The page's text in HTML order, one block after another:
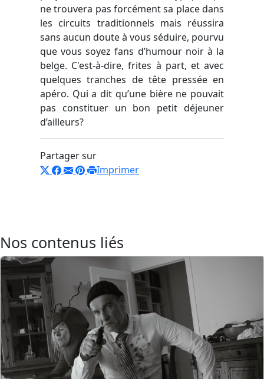
ne trouvera pas forcément sa place dans
les circuits traditionnels mais réussira
sans aucun doute à vous séduire, pourvu
que vous soyez fans d’humour noir à la
belge. C'est-à-dire, frites à part, et avec
quelques tranches de tête pressée en
apéro. Qui a dit qu’une bière ne pouvait
pas constituer un bon petit déjeuner
d’ailleurs?
Partager sur
Imprimer
Nos contenus liés